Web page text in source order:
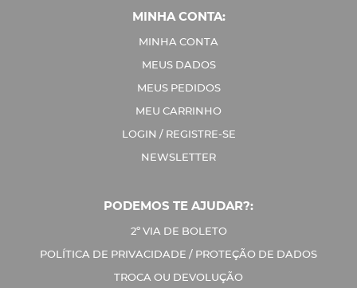
MINHA CONTA:
MINHA CONTA
MEUS DADOS
MEUS PEDIDOS
MEU CARRINHO
LOGIN / REGISTRE-SE
NEWSLETTER
PODEMOS TE AJUDAR?:
2º VIA DE BOLETO
POLÍTICA DE PRIVACIDADE / PROTEÇÃO DE DADOS
TROCA OU DEVOLUÇÃO